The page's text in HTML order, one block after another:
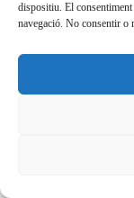
dispositiu. El consentiment
navegació. No consentir o